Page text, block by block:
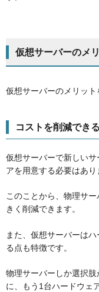
仮想サーバーのメ
仮想サーバーのメリット
コストを削減できる
仮想サーバーで新しい
アを用意する必要はあり
このことから、物理サ
きく削減できます。
また、仮想サーバーは
る点も特徴です。
物理サーバーしか選択
に、もう1台ハードウェ